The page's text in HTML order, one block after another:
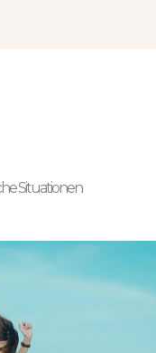
Situationen